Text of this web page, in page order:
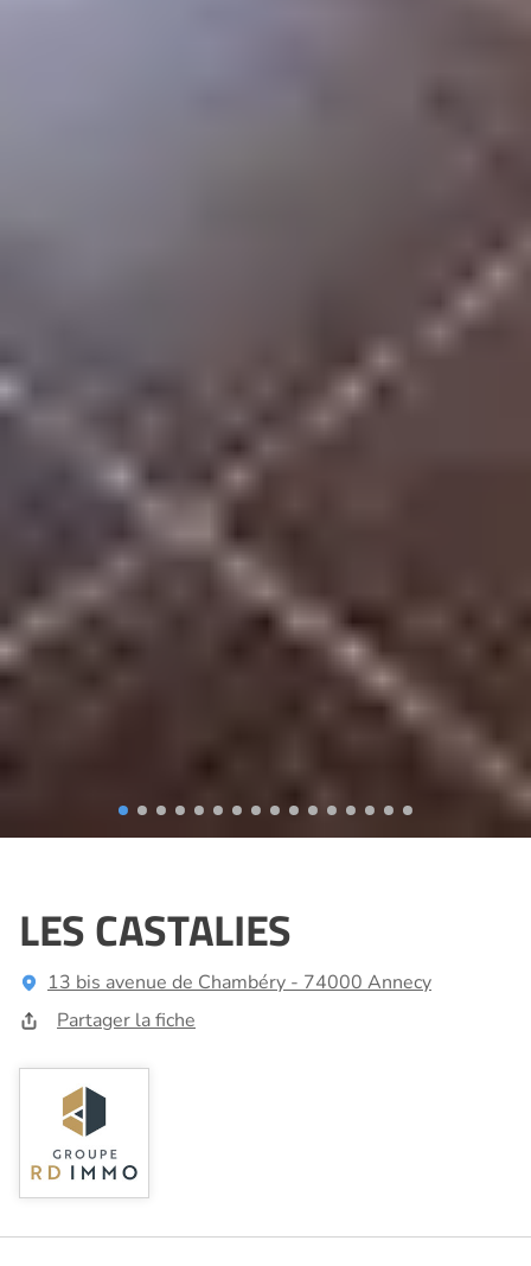
LES CASTALIES
13 bis avenue de Chambéry - 74000 Annecy
Partager la fiche